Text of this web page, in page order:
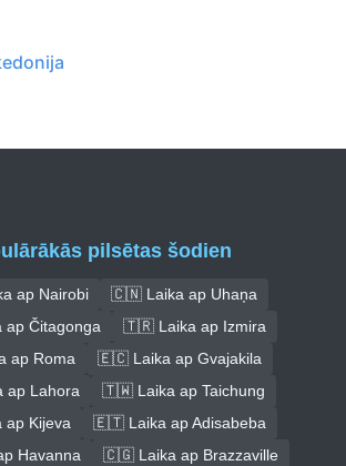
pilsētas šodien
ap Nairobi
🇨🇳 Laika ap Uhaņa
Čitagonga
🇹🇷 Laika ap Izmira
ap Roma
🇪🇨 Laika ap Gvajakila
Lahora
🇹🇼 Laika ap Taichung
Kijeva
🇪🇹 Laika ap Adisabeba
Havanna
🇨🇬 Laika ap Brazzaville